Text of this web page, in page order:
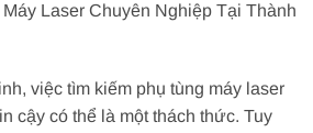
Laser Chuyên Nghiệp Tại Thành
việc tìm kiếm phụ tùng máy laser
cậy có thể là một thách thức. Tuy